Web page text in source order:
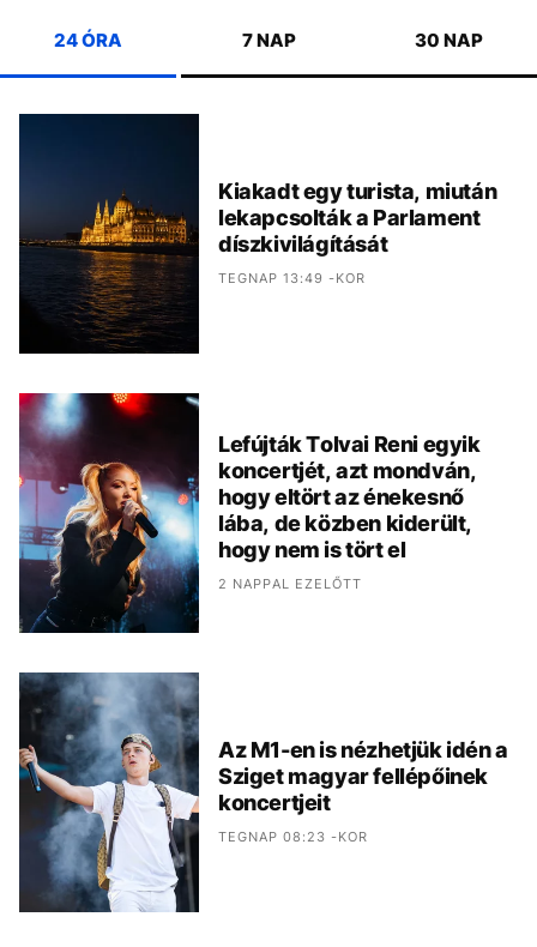
24 ÓRA 7 NAP 30 NAP
Kiakadt egy turista, miután
lekapcsolták a Parlament
díszkivilágítását
TEGNAP 13:49 -KOR
Lefújták Tolvai Reni egyik
koncertjét, azt mondván,
hogy eltört az énekesnő
lába, de közben kiderült,
hogy nem is tört el
2 NAPPAL EZELŐTT
Az M1-en is nézhetjük idén a
Sziget magyar fellépőinek
koncertjeit
TEGNAP 08:23 -KOR